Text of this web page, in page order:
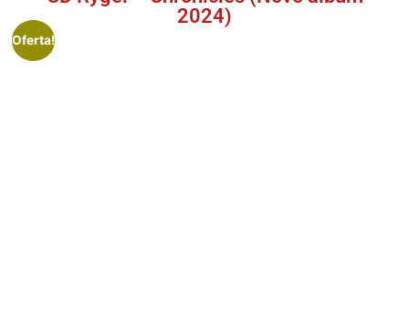
2024)
Oferta!